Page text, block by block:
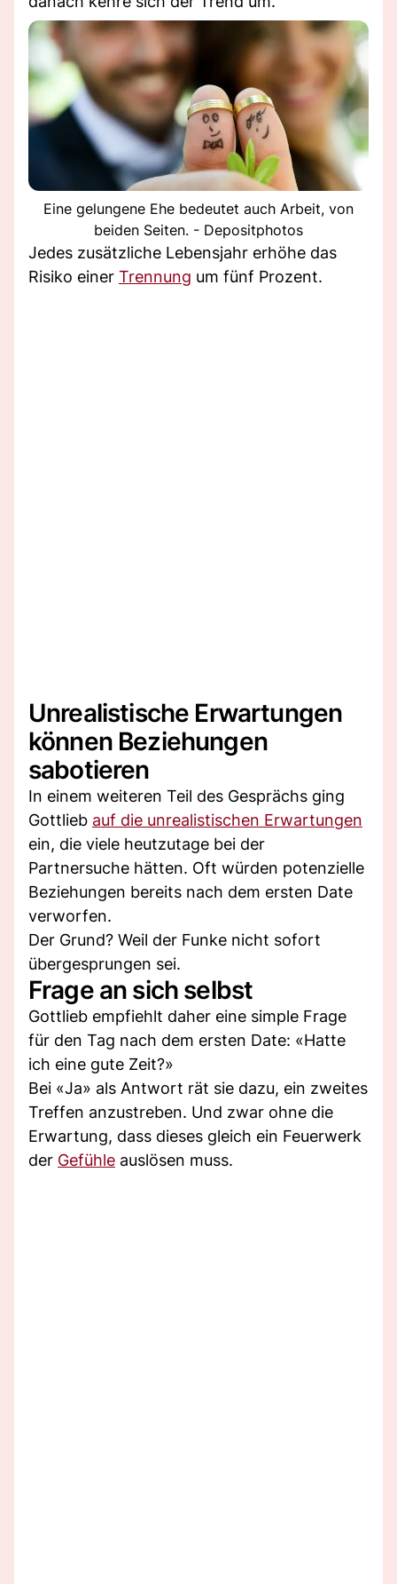
Eine gelungene Ehe bedeutet auch Arbeit, von
beiden Seiten. - Depositphotos
Jedes zusätzliche Lebensjahr erhöhe das
Risiko einer Trennung um fünf Prozent.
Unrealistische Erwartungen
können Beziehungen
sabotieren
In einem weiteren Teil des Gesprächs ging
Gottlieb auf die unrealistischen Erwartungen
ein, die viele heutzutage bei der
Partnersuche hätten. Oft würden potenzielle
Beziehungen bereits nach dem ersten Date
verworfen.
Der Grund? Weil der Funke nicht sofort
übergesprungen sei.
Frage an sich selbst
Gottlieb empfiehlt daher eine simple Frage
für den Tag nach dem ersten Date: «Hatte
ich eine gute Zeit?»
Bei «Ja» als Antwort rät sie dazu, ein zweites
Treffen anzustreben. Und zwar ohne die
Erwartung, dass dieses gleich ein Feuerwerk
der Gefühle auslösen muss.